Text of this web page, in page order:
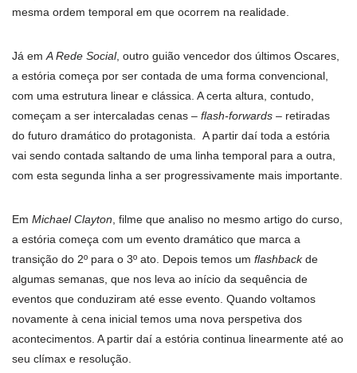
mesma ordem temporal em que ocorrem na realidade.
Já em A Rede Social, outro guião vencedor dos últimos Oscares,
a estória começa por ser contada de uma forma convencional,
com uma estrutura linear e clássica. A certa altura, contudo,
começam a ser intercaladas cenas – flash-forwards – retiradas
do futuro dramático do protagonista. A partir daí toda a estória
vai sendo contada saltando de uma linha temporal para a outra,
com esta segunda linha a ser progressivamente mais importante.
Em Michael Clayton , filme que analiso no mesmo artigo do curso,
a estória começa com um evento dramático que marca a
transição do 2º para o 3º ato. Depois temos um flashbackde
algumas semanas, que nos leva ao início da sequência de
eventos que conduziram até esse evento. Quando voltamos
novamente à cena inicial temos uma nova perspetiva dos
acontecimentos. A partir daí a estória continua linearmente até ao
seu clímax e resolução.